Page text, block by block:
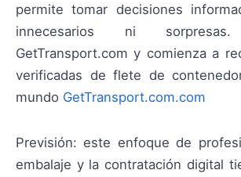
permite tomar decisiones
innecesarios ni
GetTransport.com y comienza a
verificadas de flete de
mundo GetTransport.com.com
Previsión: este enfoque de
embalaje y la contratación digital